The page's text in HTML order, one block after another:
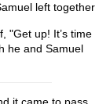
left together
"Get up! It’s time
he and Samuel
it came to pass